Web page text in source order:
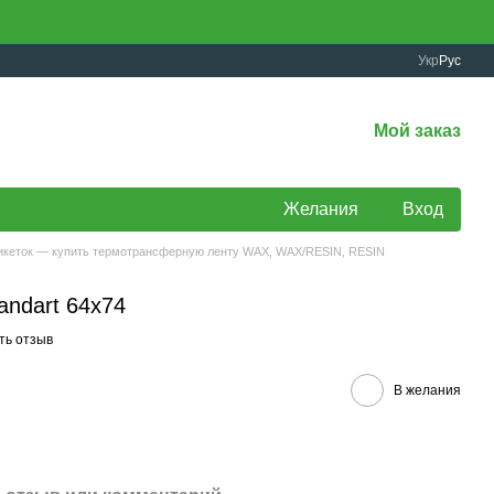
Укр Рус
Мой заказ
Желания Вход
— купить термотрансферную ленту WAX, WAX/RESIN, RESIN
64х74
отзыв
В желания